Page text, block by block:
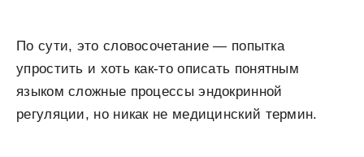
По сути, это словосочетание — попытка
упростить и хоть как-то описать понятным
языком сложные процессы эндокринной
регуляции, но никак не медицинский термин.